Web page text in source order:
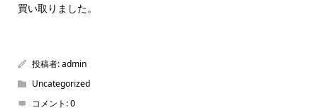
買い取りました。
投稿者:admin
Uncategorized
コメント:0